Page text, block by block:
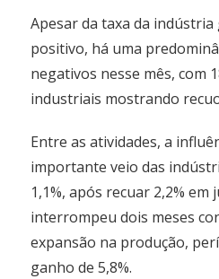
Apesar da taxa da
positivo, há uma
negativos nesse mês, com
industriais mostrando
Entre as atividades, a
importante veio das
1,1%, após recuar 2,2% em
interrompeu dois meses
expansão na produção,
ganho de 5,8%.